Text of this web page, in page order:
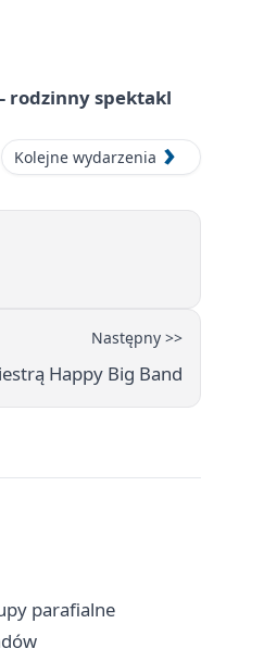
rodzinny spektakl
Kolejne wydarzenia
Następny >>
Happy Big Band
parafialne